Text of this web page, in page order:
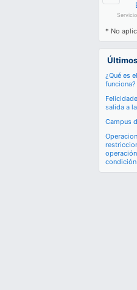
* No
¿Qué es
funciona?
salida a
Campus
condición